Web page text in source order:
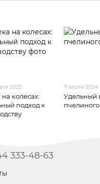
2025
колесах:
подход к
7 июля 2024
Удельный
333-48-63